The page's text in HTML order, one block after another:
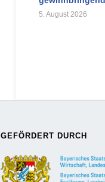
5. August 2026
GEFÖRDERT DURCH